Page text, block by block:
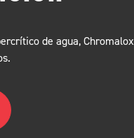
de agua,